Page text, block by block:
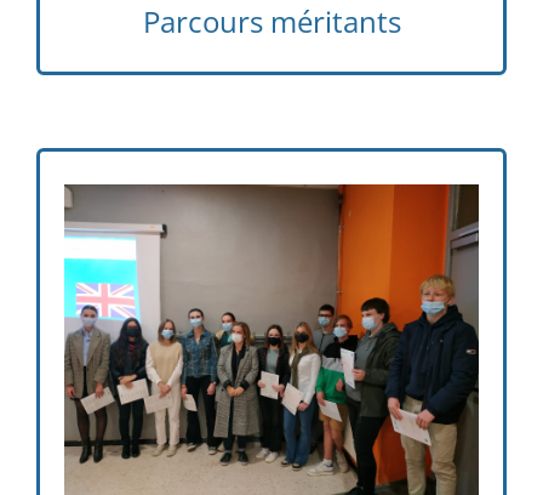
Parcours méritants
Diplômes de Cambridge KET et PET qui
attestent respectivement d’un niveau A2 et
B1 en anglais dans le cadre européen
commun de référence pour les langues